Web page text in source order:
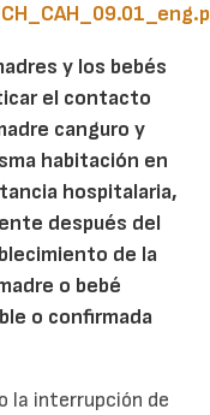
y los bebés
el contacto
canguro y
habitación en
hospitalaria,
después del
de la
o bebé
o confirmada
la interrupción de